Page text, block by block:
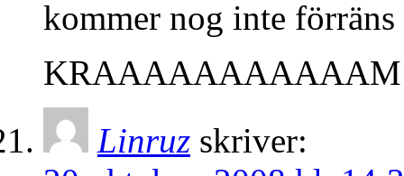
kommer nog inte förräns
KRAAAAAAAAAAAM
Linruz skriver: